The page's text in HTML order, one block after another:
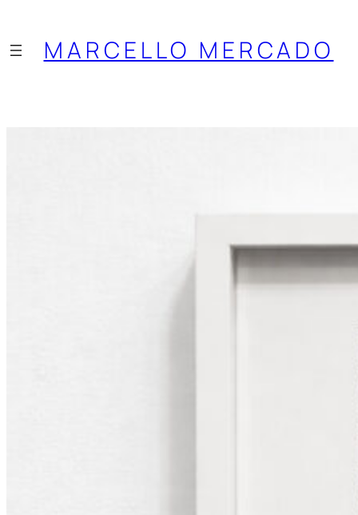
contenidoMARCELLO MERCADO